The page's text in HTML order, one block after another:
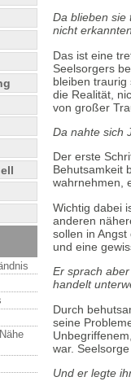
Da blieben sie
nicht
Das ist eine
Seelsorgers
bleiben traurig
die Realität,
von großer
Da nahte sich
Der erste
Behutsamkeit
wahrnehmen,
Wichtig dabei
anderen
sollen in
und eine
Er sprach
handelt
Durch
seine
war.
Und er legte